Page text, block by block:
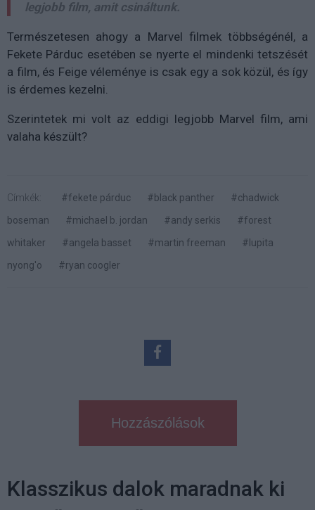
legjobb film, amit csináltunk.
Természetesen ahogy a Marvel filmek többségénél, a
Fekete Párduc esetében se nyerte el mindenki tetszését
a film, és Feige véleménye is csak egy a sok közül, és így
is érdemes kezelni.
Szerintetek mi volt az eddigi legjobb Marvel film, ami
valaha készült?
Címkék: #fekete párduc #black panther
#chadwick
boseman
#michael b. jordan #andy serkis
#forest
whitaker
#angela basset #martin freeman
#lupita
nyong'o
#ryan coogler
Hozzászólások
Klasszikus dalok maradnak ki